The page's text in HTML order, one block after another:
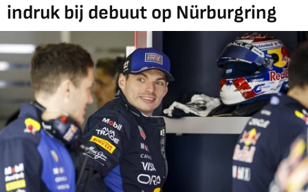
indruk bij debuut op Nürburgring